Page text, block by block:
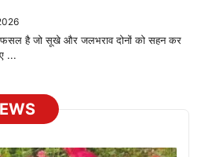
है जो सूखे और जलभराव दोनों को सहन कर
...